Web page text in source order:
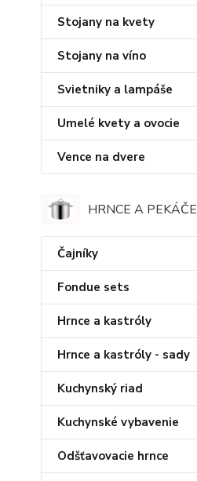
Stojany na kvety
Stojany na víno
Svietniky a lampáše
Umelé kvety a ovocie
Vence na dvere
HRNCE A PEKÁČE
Čajníky
Fondue sets
Hrnce a kastróly
Hrnce a kastróly - sady
Kuchynský riad
Kuchynské vybavenie
Odšťavovacie hrnce